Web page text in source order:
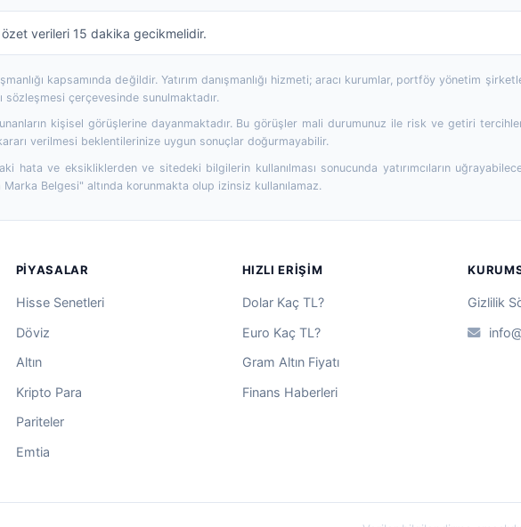
verileri 15 dakika gecikmelidir.
kapsamında değildir. Yatırım danışmanlığı hizmeti; aracı kurumlar, portföy yönetim
sözleşmesi çerçevesinde sunulmaktadır.
kişisel görüşlerine dayanmaktadır. Bu görüşler mali durumunuz ile risk ve getiri
verilmesi beklentilerinize uygun sonuçlar doğurmayabilir.
hata ve eksikliklerden ve sitedeki bilgilerin kullanılması sonucunda yatırımcıların
Belgesi" altında korunmakta olup izinsiz kullanılamaz.
PIYASALAR
Hisse Senetleri
Döviz
Altın
Kripto Para
Pariteler
Emtia
HIZLI ERIŞIM
Dolar Kaç TL?
Euro Kaç TL?
Gram Altın Fiyatı
Finans Haberleri
Gizlilik